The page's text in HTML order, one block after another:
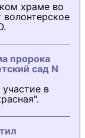
храме во
пророка
сад N
в